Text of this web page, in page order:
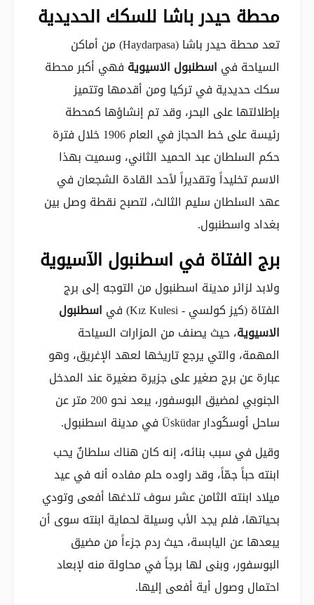
محطة حيدر باشا للسكك الحديدية
تعد محطة حيدر باشا (Haydarpasa) من أماكن
السياحة في اسطنبول الاسيوية فهي أكبر محطة
سكك حديدية في تركيا ومن أقدمها وتتميز
بإطلالتها على البحر، وقد تم إنشاؤها كمحطة
رئيسة على خط الحجاز في العام 1906 خلال فترة
حكم السلطان عبد الحميد الثاني، وسميت بهذا
الاسم تخليداً وتقديراً لأحد القادة الشجعان في
عهد السلطان سليم الثالث، لتصبح نقطة وصل بين
بغداد واسطنبول.
برج الفتاة في اسطنبول الآسيوية
ولابد لزائر مدينة اسطنبول من التوجه إلى برج
الفتاة (كيز كولسي - Kız Kulesi) في
اسطنبول
الاسيوية، حيث يصنف من المزارات السياحة
المهمة، والتي يرجع تاريخها لعهد الإغريق، وهو
عبارة عن برج صغير على جزيرة صغيرة عند المدخل
الجنوبي لمضيق البوسفور، يبعد نحو 200 متر عن
ساحل أوسكُودار Üsküdar في مدينة اسطنبول.
وقيل في سبب بنائه، إنه كان هناك سلطانٌ يحب
ابنته حباً جمّاً، وقد راوده حلم مفاده أنه في عيد
ميلاد ابنته الثامن عشر سوف تلدغها أفعى وتودي
بحياتها، فلم يجد الأب وسيلة لحماية ابنته سوى أن
يبعدها عن اليابسة، حيث ردم جزءاً من مضيق
البوسفور، وبنى لها برجاً في محاولة منه لإبعاد
احتمال وصول أية أفعى إليها.